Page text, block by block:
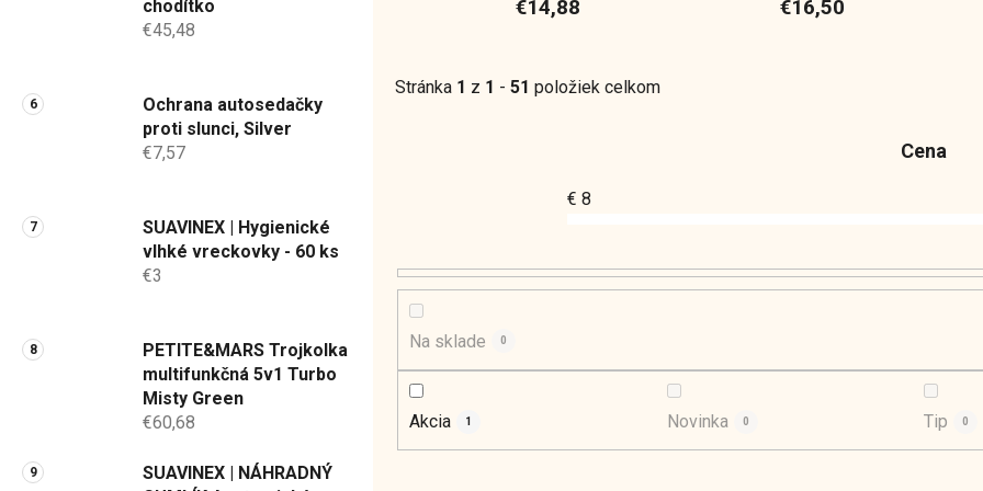
chodítko
€45,48
Ochrana autosedačky
proti slunci, Silver
€7,57
SUAVINEX | Hygienické
vlhké vreckovky - 60 ks
€3
PETITE&MARS Trojkolka
multifunkčná 5v1 Turbo
Misty Green
€60,68
SUAVINEX | NÁHRADNÝ
€14,88 €16,50
Stránka 1 z 1 - 51 položiek celkom
Cena
€ 8
Na sklade 0
Akcia 1 Novinka 0 Tip 0